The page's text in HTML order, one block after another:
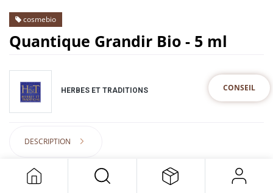
CONSEIL
cosmebio
Quantique Grandir Bio - 5 ml
HERBES ET TRADITIONS
DESCRIPTION
15,75